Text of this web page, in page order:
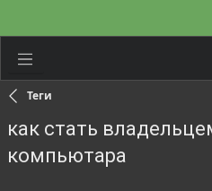
Теги
как стать
компьютара